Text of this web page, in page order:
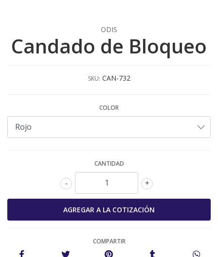
ODIS
Candado de Bloqueo
SKU: CAN-732
COLOR
CANTIDAD
+
-
COMPARTIR